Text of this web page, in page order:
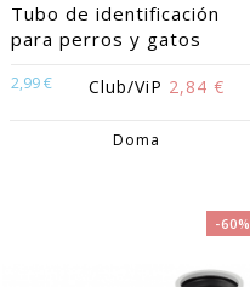
Tubo de identificación
para perros y gatos
2,99 € Club/ViP 2,84 €
Doma
-60%